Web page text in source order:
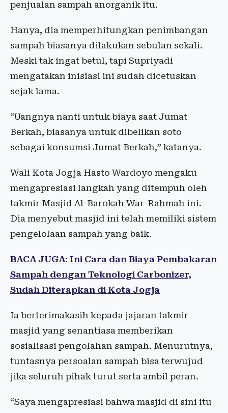
penjualan sampah anorganik itu.
Hanya, dia memperhitungkan penimbangan
sampah biasanya dilakukan sebulan sekali.
Meski tak ingat betul, tapi Supriyadi
mengatakan inisiasi ini sudah dicetuskan
sejak lama.
“Uangnya nanti untuk biaya saat Jumat
Berkah, biasanya untuk dibelikan soto
sebagai konsumsi Jumat Berkah,” katanya.
Wali Kota Jogja Hasto Wardoyo mengaku
mengapresiasi langkah yang ditempuh oleh
takmir Masjid Al-Barokah War-Rahmah ini.
Dia menyebut masjid ini telah memiliki sistem
pengelolaan sampah yang baik.
BACA JUGA: Ini Cara dan Biaya Pembakaran
Sampah dengan Teknologi Carbonizer,
Sudah Diterapkan di Kota Jogja
Ia berterimakasih kepada jajaran takmir
masjid yang senantiasa memberikan
sosialisasi pengolahan sampah. Menurutnya,
tuntasnya persoalan sampah bisa terwujud
jika seluruh pihak turut serta ambil peran.
“Saya mengapresiasi bahwa masjid di sini itu